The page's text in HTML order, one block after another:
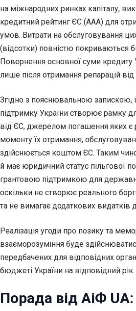
на міжнародних ринках капіталу,
кредитний рейтинг ЄС (ААА) для
умов. Витрати на обслуговування
(відсотки) повністю покриваються
Повернення основної суми кредиту
лише після отримання репарацій від
Згідно з пояснювальною запискою,
підтримку України створює рамку
від ЄС, джерелом погашення яких є
моменту їх отримання,
здійснюється коштом ЄС. Таким
й має юридичний статус пільгової
грантовою підтримкою для
оскільки не створює реального
та не вимагає додаткових
Реалізація угоди про позику та
взаєморозуміння буде
передбачених для відповідних
бюджеті України на відповідний рік.
Порада від АіФ UA: